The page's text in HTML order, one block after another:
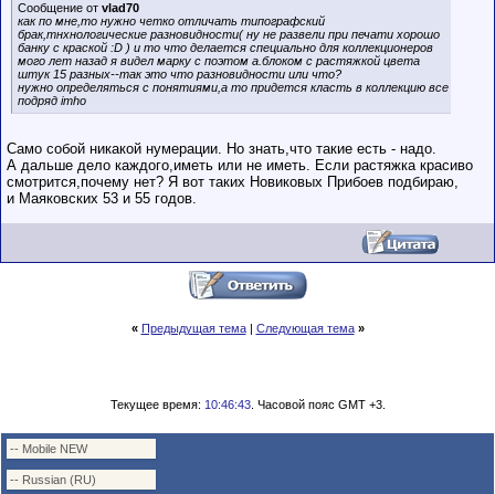
Сообщение от vlad70
как по мне,то нужно четко отличать типографский
брак,тнхнологические разновидности( ну не развели при печати хорошо
банку с краской :D ) и то что делается специально для коллекционеров
мого лет назад я видел марку с поэтом а.блоком с растяжкой цвета
штук 15 разных--так это что разновидности или что?
нужно определяться с понятиями,а то придется класть в коллекцию все
подряд imho
Само собой никакой нумерации. Но знать,что такие есть - надо.
А дальше дело каждого,иметь или не иметь. Если растяжка красиво
смотрится,почему нет? Я вот таких Новиковых Прибоев подбираю,
и Маяковских 53 и 55 годов.
« Предыдущая тема| Следующая тема »
Текущее время: 10:46:43. Часовой пояс GMT +3.